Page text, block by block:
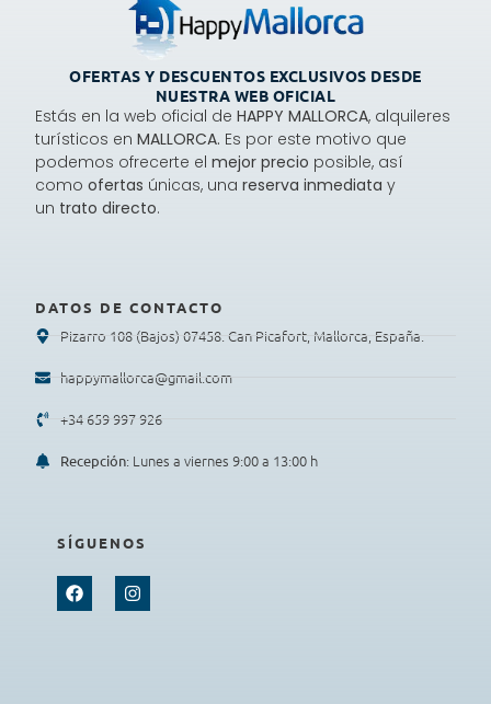
OFERTAS Y DESCUENTOS EXCLUSIVOS DESDE
NUESTRA WEB OFICIAL
Estás en la web oficial deHAPPY MALLORCA, alquileres
turísticos enMALLORCA. Es por este motivo que
podemos ofrecerte elmejor precio posible, así
comoofertas únicas, unareserva inmediata y
un trato directo.
DATOS DE CONTACTO
Pizarro 108 (Bajos) 07458. Can Picafort, Mallorca, España.
happymallorca@gmail.com
+34 659 997 926
Recepción: Lunes a viernes 9:00 a 13:00 h
SÍGUENOS